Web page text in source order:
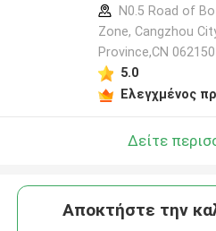
N0.5 Road of
Zone, Cangzhou
Province,CN 062150
5.0
Ελεγχμένος
Δείτε
Αποκτήστε την